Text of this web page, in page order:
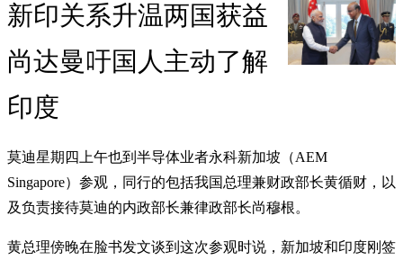
新印关系升温两国获益
尚达曼吁国人主动了解
印度
莫迪星期四上午也到半导体业者永科新加坡（AEM
Singapore）参观，同行的包括我国总理兼财政部长黄循财，以
及负责接待莫迪的内政部长兼律政部长尚穆根。
黄总理傍晚在脸书发文谈到这次参观时说，新加坡和印度刚签